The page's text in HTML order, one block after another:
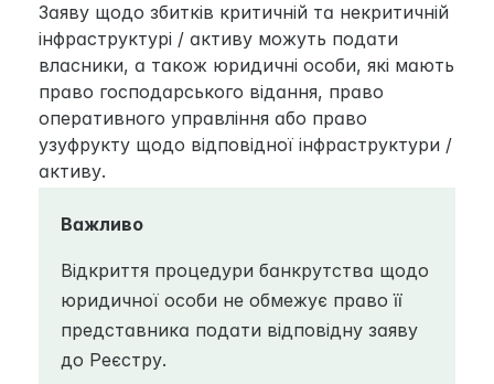
Заяву щодо збитків критичній та некритичній
інфраструктурі / активу можуть подати
власники, а також юридичні особи, які мають
право господарського відання, право
оперативного управління або право
узуфрукту щодо відповідної інфраструктури /
активу.
Важливо
Відкриття процедури банкрутства щодо
юридичної особи не обмежує право її
представника подати відповідну заяву
до Реєстру.